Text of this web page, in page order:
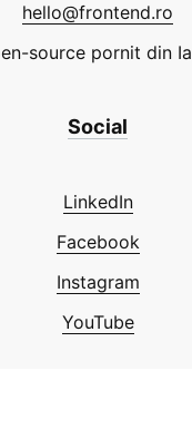
hello@frontend.ro
source pornit din
Social
LinkedIn
Facebook
Instagram
YouTube